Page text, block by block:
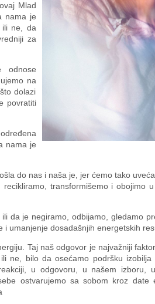
Mlad
nama je
ili ne, da
za
odnose
na
dolazi
povratiti
nama je
do nas i naša je, jer ćemo tako
transformišemo i obojimo
da je negiramo, odbijamo, gledamo
umanjenje dosadašnjih energetskih
Taj naš odgovor je najvažniji
ne, bilo da osećamo podršku
u odgovoru, u našem izboru,
ostvarujemo sa sobom kroz date